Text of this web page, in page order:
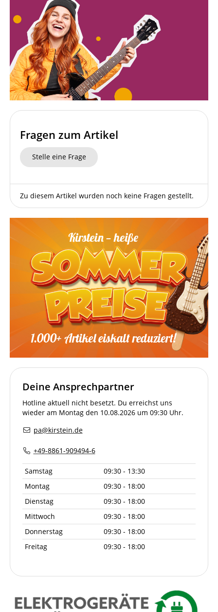
Fragen zum Artikel
Stelle eine Frage
Zu diesem Artikel wurden noch keine Fragen gestellt.
Deine Ansprechpartner
Hotline aktuell nicht besetzt. Du erreichst uns
wieder am Montag den 10.08.2026 um 09:30 Uhr.
pa@kirstein.de
+49-8861-909494-6
Samstag
09:30 - 13:30
Montag
09:30 - 18:00
Dienstag
09:30 - 18:00
Mittwoch
09:30 - 18:00
Donnerstag
09:30 - 18:00
Freitag
09:30 - 18:00